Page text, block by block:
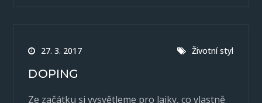
27. 3. 2017 Životní styl
DOPING
Ze začátku si vysvětleme pro laiky, co vlastně